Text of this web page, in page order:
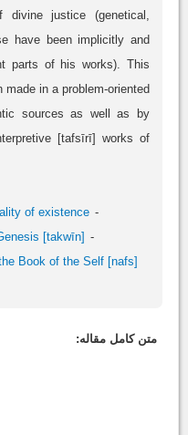
justice (genetical,
have been implicitly and
parts of his works). This
in a problem-oriented
sources as well as by
[tafsīrī] works of
of existence
[takwīn]
Book of the Self [nafs]
متن کامل مقاله: